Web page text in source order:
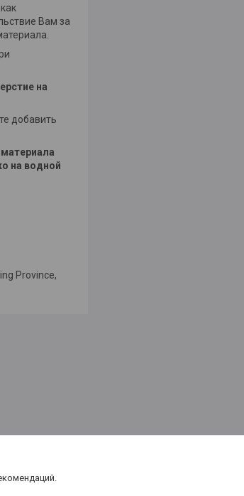
Вам за
на
добавить
на водной
Province,